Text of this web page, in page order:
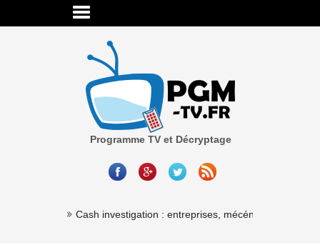
Programme TV et Décryptage
Cash investigation : entreprises, mécénat,